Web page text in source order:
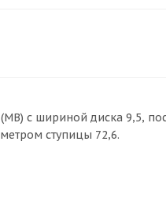
с шириной диска 9,5,
ступицы 72,6.